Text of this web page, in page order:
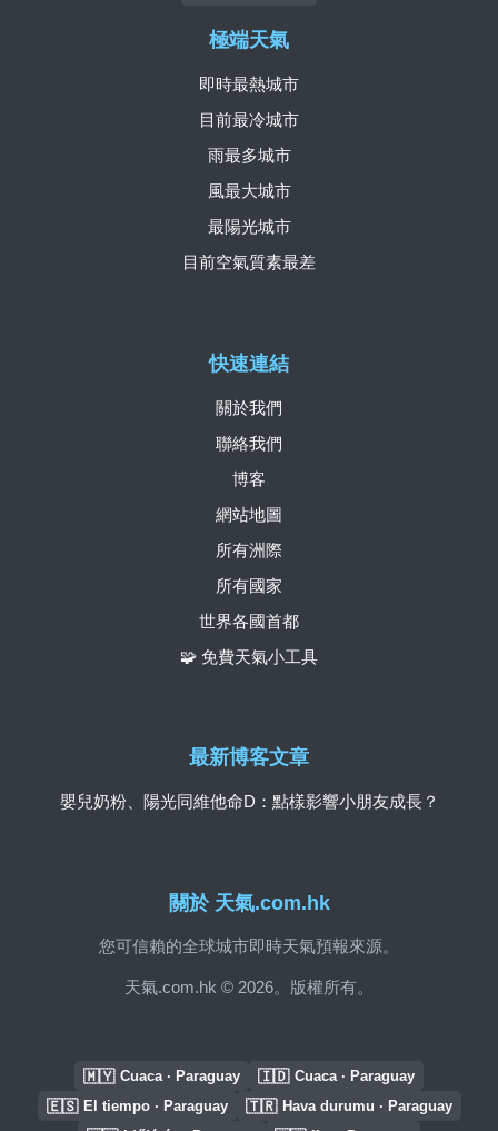
關於 天氣.com.hk
您可信賴的全球城市即時天氣預報來源。
天氣.com.hk © 2026。版權所有。
快速連結
關於我們
聯絡我們
博客
網站地圖
所有洲際
所有國家
世界各國首都
🧩 免費天氣小工具
極端天氣
即時最熱城市
目前最冷城市
雨最多城市
風最大城市
最陽光城市
目前空氣質素最差
最新博客文章
嬰兒奶粉、陽光同維他命D：點樣影響小朋友成長？
🇲🇾 Cuaca · Paraguay 🇮🇩 Cuaca · Paraguay
🇪🇸 El tiempo · Paraguay 🇹🇷 Hava durumu · Paraguay